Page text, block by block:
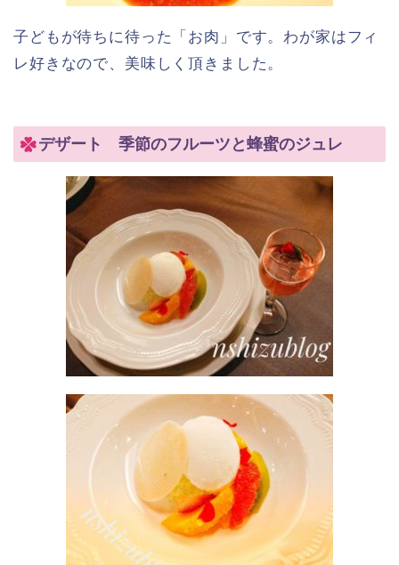
子どもが待ちに待った「お肉」です。わが家はフィ
レ好きなので、美味しく頂きました。
デザート 季節のフルーツと蜂蜜のジュレ